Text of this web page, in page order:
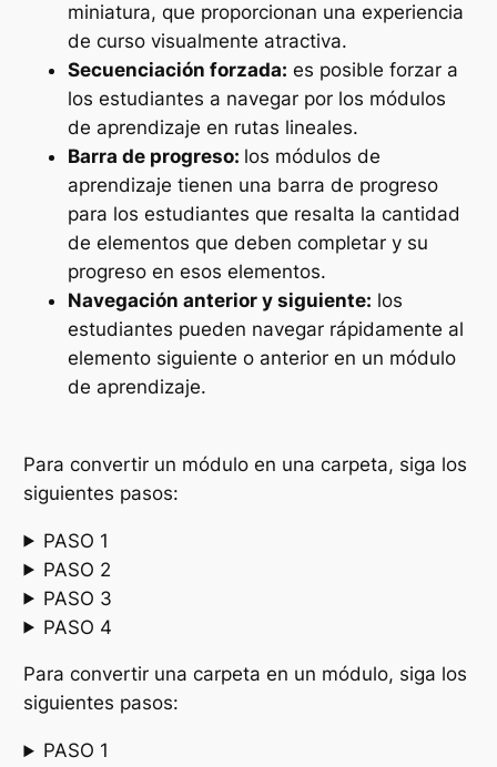
miniatura, que proporcionan una experiencia
de curso visualmente atractiva.
Secuenciación forzada: es posible forzar a
los estudiantes a navegar por los módulos
de aprendizaje en rutas lineales.
Barra de progreso: los módulos de
aprendizaje tienen una barra de progreso
para los estudiantes que resalta la cantidad
de elementos que deben completar y su
progreso en esos elementos.
Navegación anterior y siguiente: los
estudiantes pueden navegar rápidamente al
elemento siguiente o anterior en un módulo
de aprendizaje.
Para convertir un módulo en una carpeta, siga los
siguientes pasos:
PASO 1
PASO 2
PASO 3
PASO 4
Para convertir una carpeta en un módulo, siga los
siguientes pasos:
PASO 1